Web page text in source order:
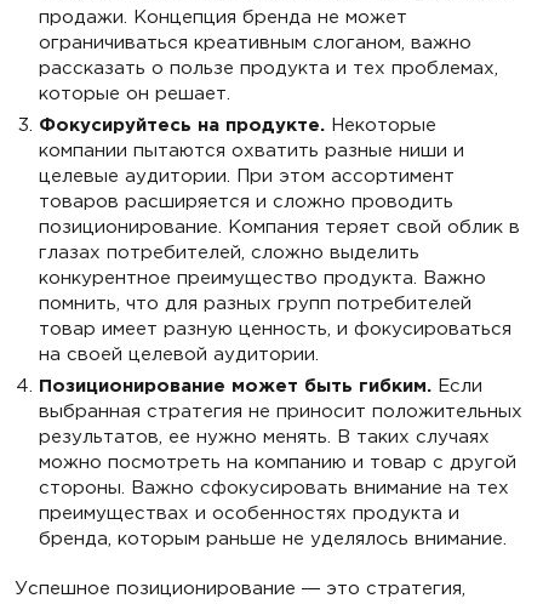
продажи. Концепция бренда не может
ограничиваться креативным слоганом, важно
рассказать о пользе продукта и тех проблемах,
которые он решает.
Фокусируйтесь на продукте. Некоторые
компании пытаются охватить разные ниши и
целевые аудитории. При этом ассортимент
товаров расширяется и сложно проводить
позиционирование. Компания теряет свой облик в
глазах потребителей, сложно выделить
конкурентное преимущество продукта. Важно
помнить, что для разных групп потребителей
товар имеет разную ценность, и фокусироваться
на своей целевой аудитории.
Позиционирование может быть гибким. Если
выбранная стратегия не приносит положительных
результатов, ее нужно менять. В таких случаях
можно посмотреть на компанию и товар с другой
стороны. Важно сфокусировать внимание на тех
преимуществах и особенностях продукта и
бренда, которым раньше не уделялось внимание.
Успешное позиционирование ― это стратегия,